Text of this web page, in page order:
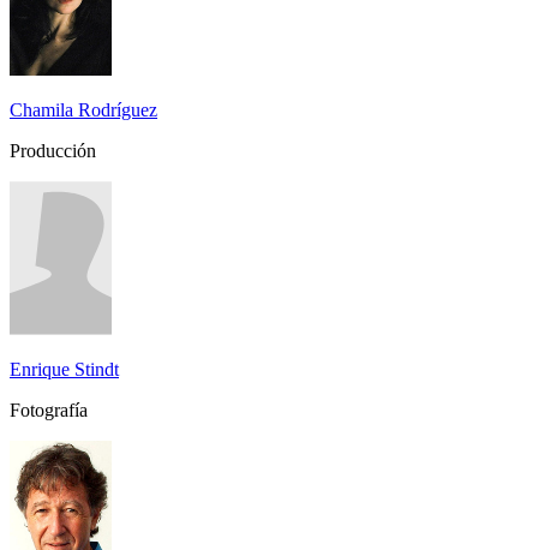
Chamila Rodríguez
Producción
Enrique Stindt
Fotografía